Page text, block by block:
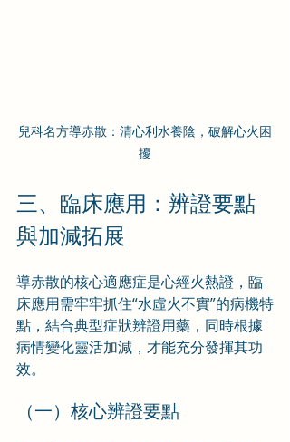
兒科名方導赤散：清心利水養陰，破解心火困
擾
三、臨床應用：辨證要點
與加減拓展
導赤散的核心適應症是心經火熱證，臨
床應用需牢牢抓住“水虛火不實”的病機特
點，結合典型症狀辨證用藥，同時根據
病情變化靈活加減，才能充分發揮其功
效。
（一）核心辨證要點